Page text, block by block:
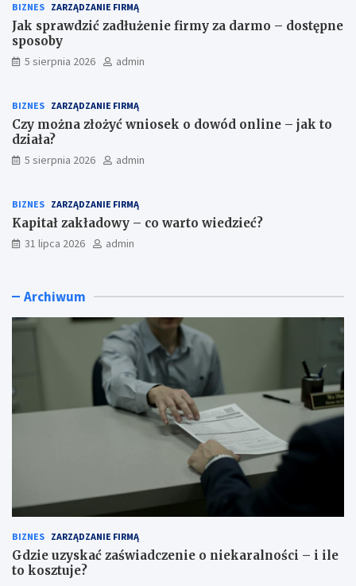
BIZNES ZARZĄDZANIE FIRMĄ
Jak sprawdzić zadłużenie firmy za darmo – dostępne
sposoby
5 sierpnia 2026 admin
BIZNES ZARZĄDZANIE FIRMĄ
Czy można złożyć wniosek o dowód online – jak to
działa?
5 sierpnia 2026 admin
BIZNES ZARZĄDZANIE FIRMĄ
Kapitał zakładowy – co warto wiedzieć?
31 lipca 2026 admin
Archiwum
BIZNES ZARZĄDZANIE FIRMĄ
Gdzie uzyskać zaświadczenie o niekaralności – i ile
to kosztuje?